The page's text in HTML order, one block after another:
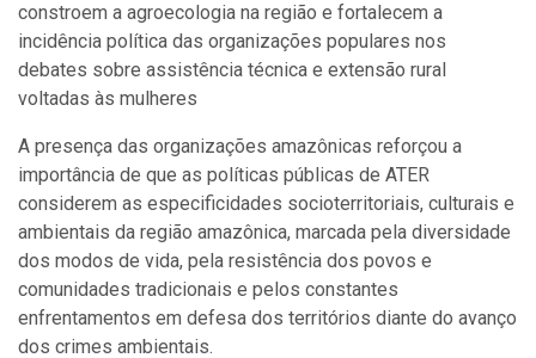
constroem a agroecologia na região e fortalecem a
incidência política das organizações populares nos
debates sobre assistência técnica e extensão rural
voltadas às mulheres
A presença das organizações amazônicas reforçou a
importância de que as políticas públicas de ATER
considerem as especificidades socioterritoriais, culturais e
ambientais da região amazônica, marcada pela diversidade
dos modos de vida, pela resistência dos povos e
comunidades tradicionais e pelos constantes
enfrentamentos em defesa dos territórios diante do avanço
dos crimes ambientais.